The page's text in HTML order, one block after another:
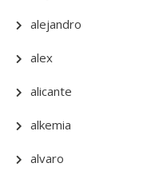
alejandro
alex
alicante
alkemia
alvaro